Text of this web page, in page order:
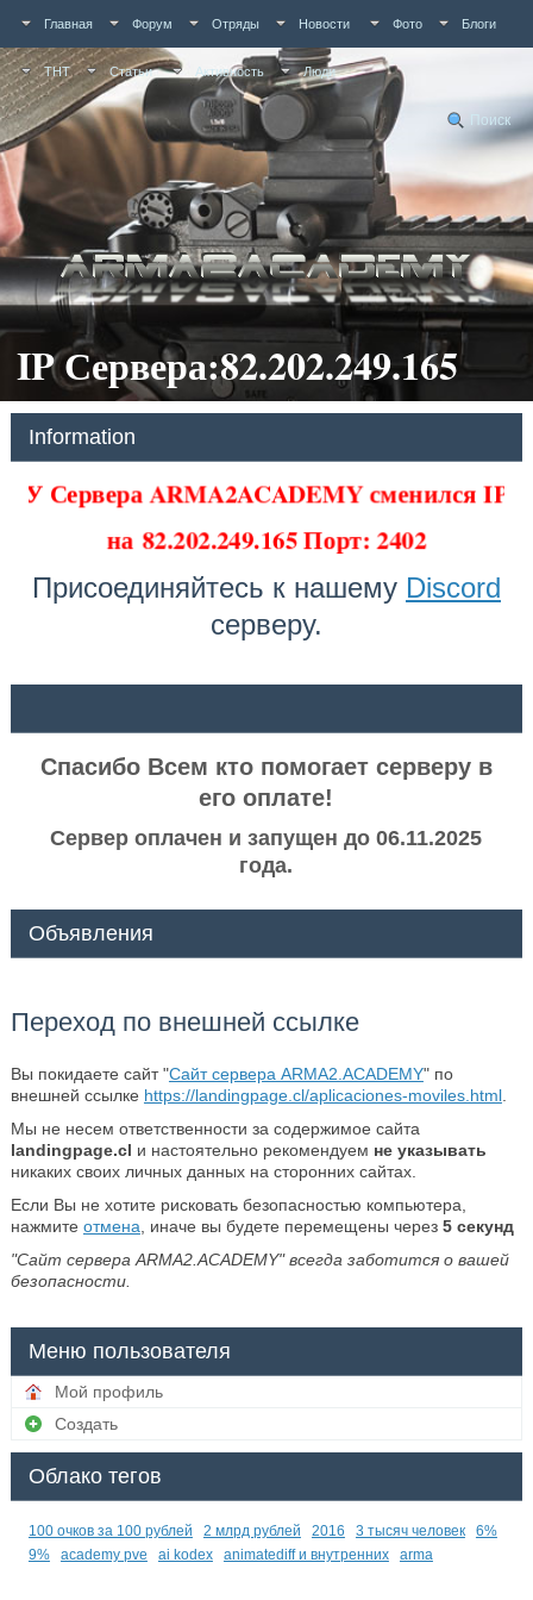
Главная Форум Отряды Новости Фото Блоги
ТНТ Статьи Активность Люди
Поиск
IP Сервера:82.202.249.165
Information
У Сервера ARMA2ACADEMY сменился IP
на82.202.249.165 Порт: 2402
Присоединяйтесь к нашему Discord
серверу.
Спасибо Всем кто помогает серверу в
его оплате!
Сервер оплачен и запущен до 06.11.2025
года.
Объявления
Переход по внешней ссылке
Вы покидаете сайт "Сайт сервера ARMA2.ACADEMY" по
внешней ссылке https://landingpage.cl/aplicaciones-moviles.html.
Мы не несем ответственности за содержимое сайта
landingpage.cl и настоятельно рекомендуем не указывать
никаких своих личных данных на сторонних сайтах.
Если Вы не хотите рисковать безопасностью компьютера,
нажмите отмена , иначе вы будете перемещены через 5секунд
"Сайт сервера ARMA2.ACADEMY" всегда заботится о вашей
безопасности.
Меню пользователя
Мой профиль
Создать
Облако тегов
100 очков за 100 рублей 2 млрд рублей 2016 3 тысяч человек
6%
9%
academy pve ai kodex animatediff и внутренних arma